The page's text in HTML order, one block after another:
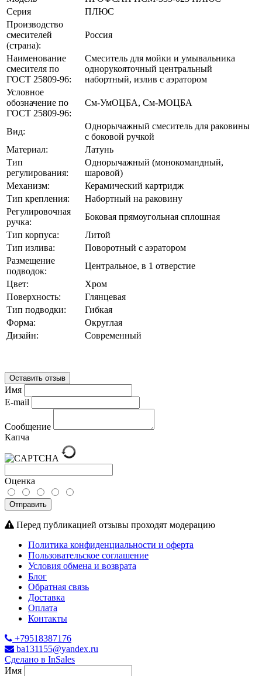
Серия
ПЛЮС
Производство
смесителей
(страна):
Россия
Наименование
смесителя по
ГОСТ 25809-96:
Смеситель для мойки и умывальника
однорукояточный центральный
набортный, излив с аэратором
Условное
обозначение по
ГОСТ 25809-96:
См-УмOЦБА, См-МOЦБА
Вид:
Однорычажный смеситель для раковины
с боковой ручкой
Материал:
Латунь
Тип
регулирования:
Однорычажный (монокомандный,
шаровой)
Механизм:
Керамический картридж
Тип крепления:
Набортный на раковину
Регулировочная
ручка:
Боковая прямоугольная сплошная
Тип корпуса:
Литой
Тип излива:
Поворотный с аэратором
Размещение
подводок:
Центральное, в 1 отверстие
Цвет:
Хром
Поверхность:
Глянцевая
Тип подводки:
Гибкая
Форма:
Округлая
Дизайн:
Современный
Оставить отзыв
Имя
E-mail
Сообщение
Капча
Оценка
Отправить
Перед публикацией отзывы проходят модерацию
Политика конфиденциальности и оферта
Пользовательское соглашение
Условия обмена и возврата
Блог
Обратная связь
Доставка
Оплата
Контакты
+79518387176
ba131155@yandex.ru
Сделано в InSales
Имя